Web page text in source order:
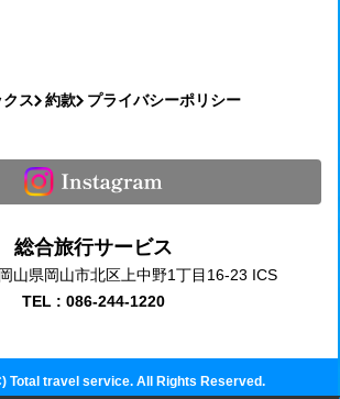
クス 約款 プライバシーポリシー
総合旅行サービス
山県岡山市北区上中野1丁目16-23 ICS
TEL : 086-244-1220
Total travel service. All Rights Reserved.